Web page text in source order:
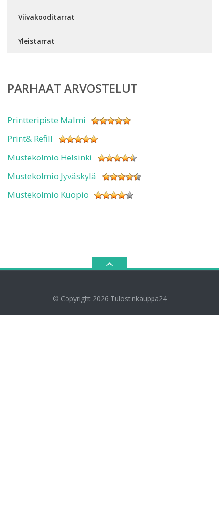
Viivakooditarrat
Yleistarrat
PARHAAT ARVOSTELUT
Printteripiste Malmi
Print& Refill
Mustekolmio Helsinki
Mustekolmio Jyväskylä
Mustekolmio Kuopio
© Copyright 2026 Tulostinkauppa24